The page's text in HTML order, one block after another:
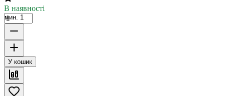
В наявності
мин. 1
У кошик